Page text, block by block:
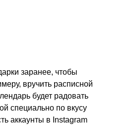
заранее, чтобы
вручить расписной
будет радовать
специально по вкусу
аккаунты в Instagram